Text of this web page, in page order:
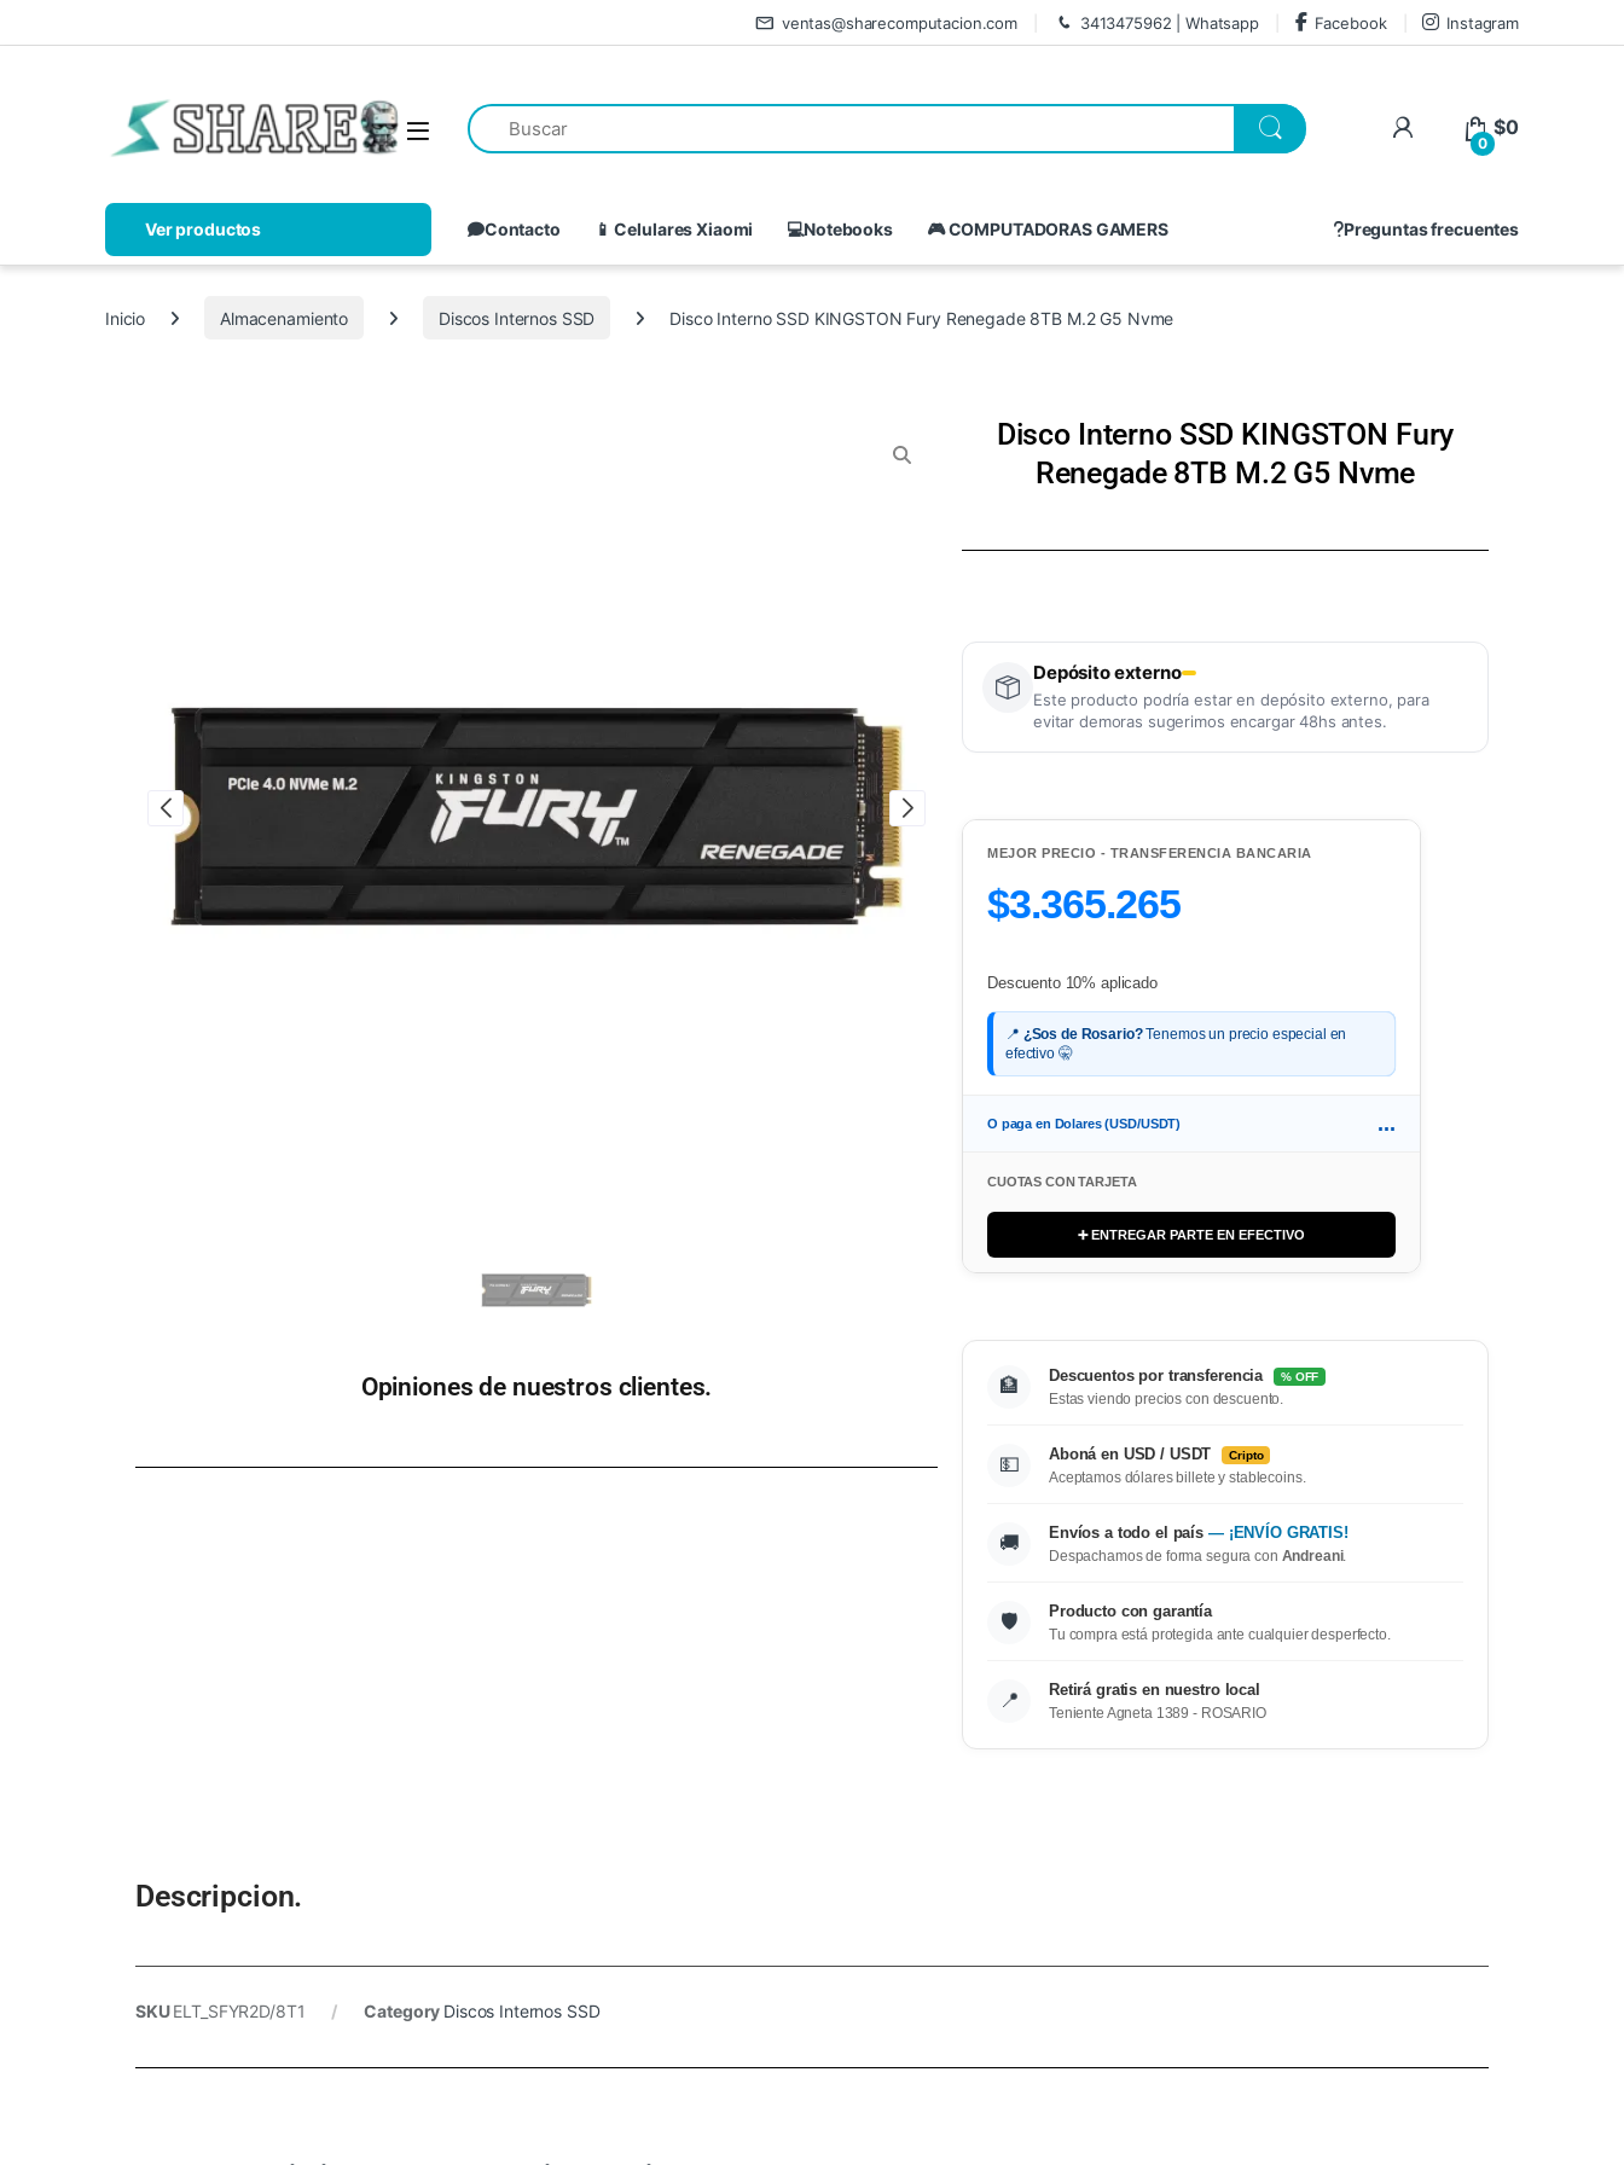
ventas@sharecomputacion.com 3413475962 | Whatsapp Facebook Instagram
0
$0
Ver productos Contacto Preguntas frecuentes
📱 Celulares Xiaomi 💻Notebooks 🎮 COMPUTADORAS GAMERS
Inicio Almacenamiento Discos Internos SSD Disco Interno SSD KINGSTON Fury Renegade 8TB M.2 G5 Nvme
Opiniones de nuestros clientes.
Disco Interno SSD KINGSTON Fury
Renegade 8TB M.2 G5 Nvme
Depósito externo
Este producto podría estar en depósito externo, para
evitar demoras sugerimos encargar 48hs antes.
MEJOR PRECIO - TRANSFERENCIA BANCARIA
$3.365.265
Descuento 10% aplicado
📍 ¿Sos de Rosario?Tenemos un precio especial en
efectivo 🤫
O paga en Dolares (USD/USDT) ...
CUOTAS CON TARJETA
➕ ENTREGAR PARTE EN EFECTIVO
🏦 Descuentos por transferencia % OFF
Estas viendo precios con descuento.
💵 Aboná en USD / USDT Cripto
Aceptamos dólares billete y stablecoins.
🚚 Envíos a todo el país — ¡ENVÍO GRATIS!
Despachamos de forma segura con Andreani.
🛡️ Producto con garantía
Tu compra está protegida ante cualquier desperfecto.
📍 Retirá gratis en nuestro local
Teniente Agneta 1389 - ROSARIO
Descripcion.
SKUELT_SFYR2D/8T1 Category Discos Internos SSD